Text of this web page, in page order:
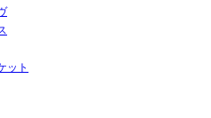
ット